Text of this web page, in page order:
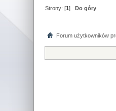
Strony: [1]Do góry
Forum użytkowników